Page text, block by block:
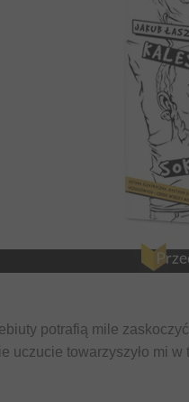
potrafią mile
uczucie towarzyszyło mi